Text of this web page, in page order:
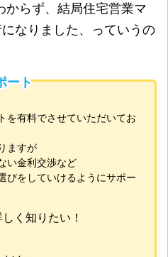
からず、結局住宅営業マ
なりました、っていうの
ート
を有料でさせていただいてお
ますが
い金利交渉など
びをしていけるようにサポー
く知りたい！